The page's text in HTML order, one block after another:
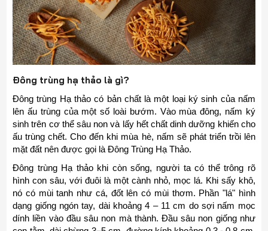
Đông trùng hạ thảo là gì?
Đông trùng Hạ thảo có bản chất là một loại ký sinh của nấm
lên ấu trùng của một số loài bướm. Vào mùa đông, nấm ký
sinh trên cơ thể sâu non và lấy hết chất dinh dưỡng khiến cho
ấu trùng chết. Cho đến khi mùa hè, nấm sẽ phát triển trồi lên
mặt đất nên được gọi là Đông Trùng Hạ Thảo.
Đông trùng Hạ thảo khi còn sống, người ta có thể trông rõ
hình con sâu, với đuôi là một cành nhỏ, mọc lá. Khi sấy khô,
nó có mùi tanh như cá, đốt lên có mùi thơm. Phần "lá" hình
dạng giống ngón tay, dài khoảng 4 – 11 cm do sợi nấm mọc
dính liền vào đầu sâu non mà thành. Đầu sâu non giống như